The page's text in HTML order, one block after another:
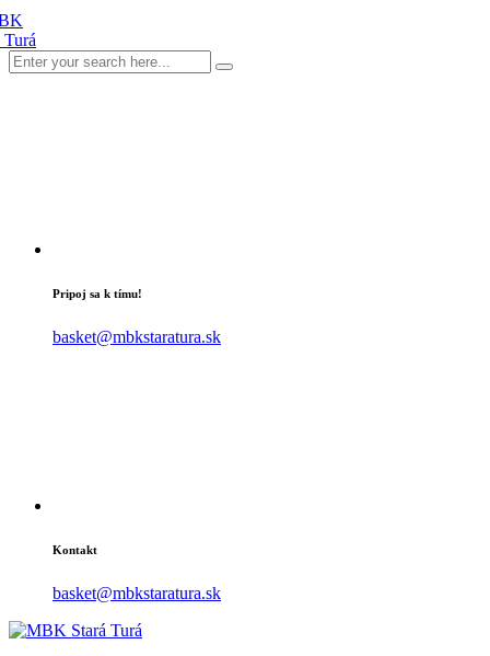
Pripoj sa k tímu!
basket@mbkstaratura.sk
Kontakt
basket@mbkstaratura.sk